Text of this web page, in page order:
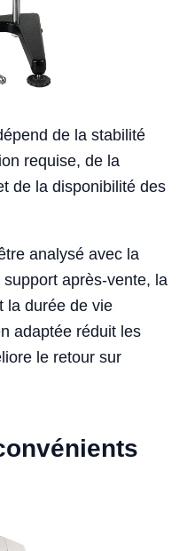
de la stabilité
requise, de la
de la disponibilité des
analysé avec la
support après-vente, la
la durée de vie
adaptée réduit les
le retour sur